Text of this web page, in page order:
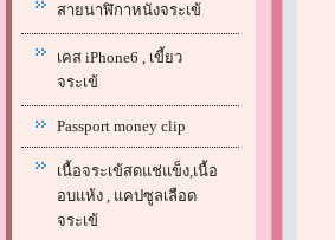
สายนาฬิกาหนังจระเข้
เคส iPhone6 , เขี้ยว
จระเข้
Passport money clip
เนื้อจระเข้สดแช่แข็ง,เนื้อ
อบแห้ง , แคปซูลเลือด
จระเข้